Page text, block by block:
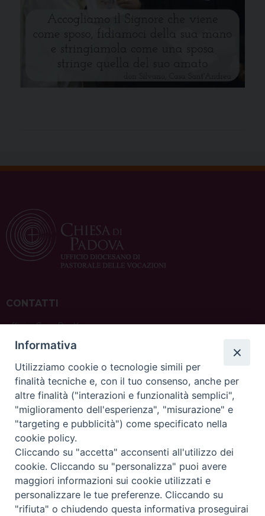
CONTATTI
ufficio: Casa Pio X
via Bonporti, 20 – 35141 Padova
tel: +39 351 619 2354
e mail:ufficiovocazionipadova@gmail.com
sede: Casa Sant'Andrea
via Valmarana, 20 – 35133 Padova
instagram:@casasantandreapadova
e mail:casasantandreapadova@gmail.com
Informativa
Utilizziamo cookie o tecnologie simili per
finalità tecniche e, con il tuo consenso, anche per
altre finalità ("interazioni e funzionalità semplici",
"miglioramento dell'esperienza", "misurazione" e
"targeting e pubblicità") come specificato nella
cookie policy.
Cliccando su "accetta" acconsenti all'utilizzo dei
cookie. Cliccando su "personalizza" puoi avere
maggiori informazioni sui cookie utilizzati e
personalizzare le tue preferenze. Cliccando su
"rifiuta" o chiudendo questa informativa proseguirai